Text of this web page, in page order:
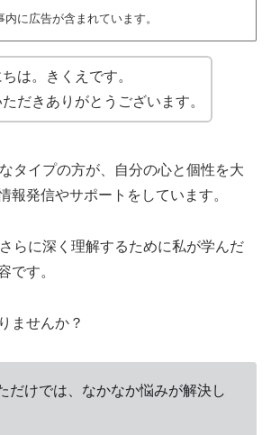
内に広告が含まれています。
は。きくえです。
だきありがとうございます。
タイプの方が、自分の心と個性を大
報発信やサポートをしています。
らに深く理解するために私が学んだ
です。
ませんか？
だけでは、なかなか悩みが解決し